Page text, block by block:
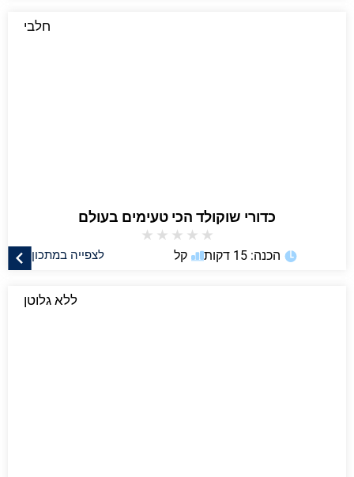
חלבי
כדורי שוקולד הכי טעימים בעולם
★
★
★
★
★
לצפייה במתכון הכנה: 15 דקות קל
ללא גלוטן